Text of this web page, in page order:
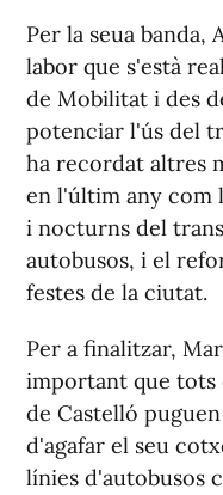
Per la seua banda,
labor que s'està
de Mobilitat i des
potenciar l'ús del
ha recordat altres
en l'últim any com
i nocturns del
autobusos, i el
festes de la ciutat.
Per a finalitzar,
important que tots
de Castelló
d'agafar el seu
línies d'autobusos